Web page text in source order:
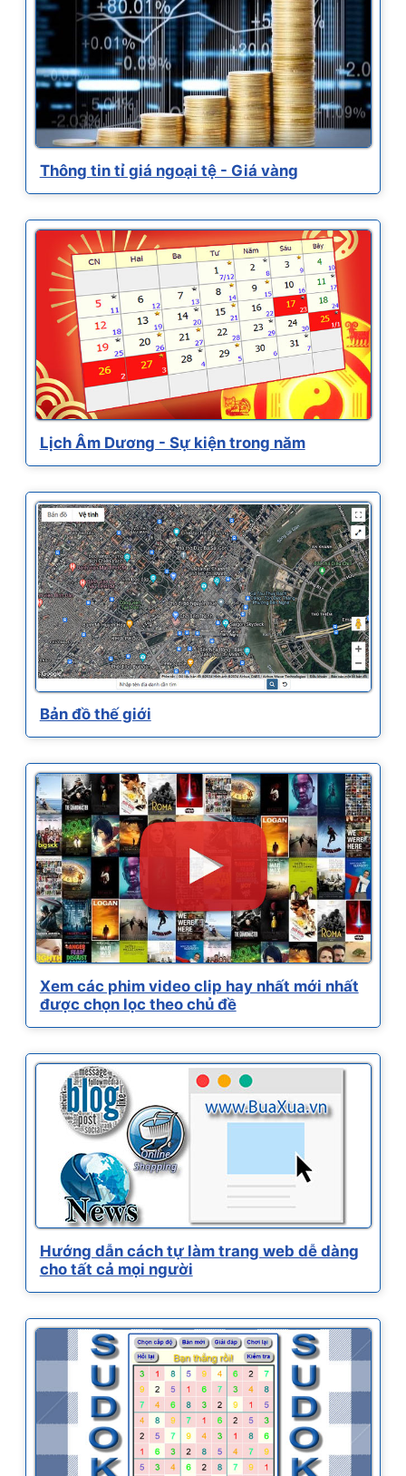
Thông tin tỉ giá ngoại tệ - Giá vàng
Lịch Âm Dương - Sự kiện trong năm
Bản đồ thế giới
Xem các phim video clip hay nhất mới nhất
được chọn lọc theo chủ đề
Hướng dẫn cách tự làm trang web dễ dàng
cho tất cả mọi người